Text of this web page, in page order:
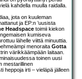
kahdella muulla raidalla.
jota on kuuleman
ja EP:n ’uusista
Headspace toimii kiekon
kumiseva
lähelle viittä minuuttia.
menoraita Gotta
värikkäämpään laitaan.
toinen uusi
mestarillinen
heppoja irti – vieläpä jälleen